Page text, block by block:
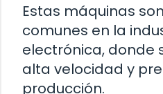
Estas máquinas
comunes en la
electrónica, donde
alta velocidad y
producción.